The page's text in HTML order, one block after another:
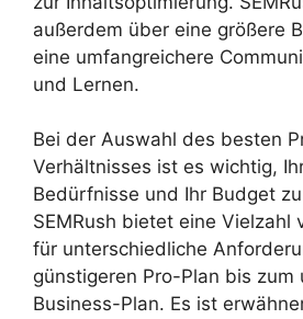
außerdem über eine größere
eine umfangreichere
und Lernen.
Bei der Auswahl des besten
Verhältnisses ist es wichtig,
Bedürfnisse und Ihr Budget
SEMRush bietet eine Vielzahl
für unterschiedliche
günstigeren Pro-Plan bis zum
Business-Plan. Es ist